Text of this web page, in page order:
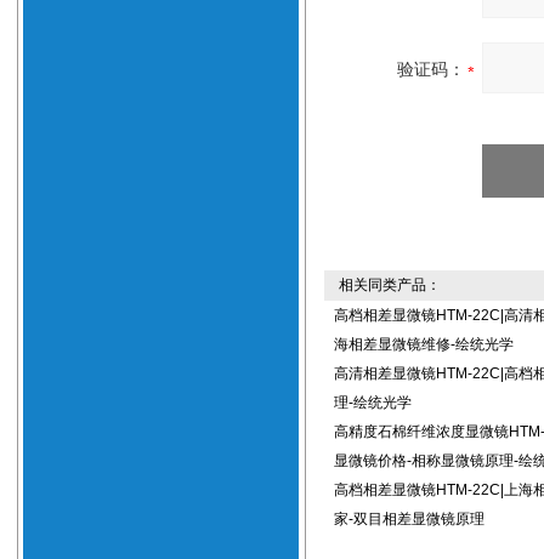
验证码：
相关同类产品：
高档相差显微镜HTM-22C|高清
海相差显微镜维修-绘统光学
高清相差显微镜HTM-22C|高档
理-绘统光学
高精度石棉纤维浓度显微镜
显微镜价格-相称显微镜原理-绘
高档相差显微镜HTM-22C|上海
家-双目相差显微镜原理